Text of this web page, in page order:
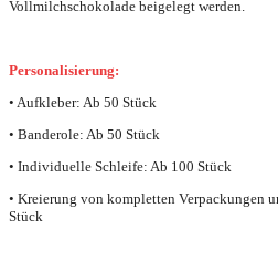
Vollmilchschokolade beigelegt werden.
Personalisierung:
• Aufkleber: Ab 50 Stück
• Banderole: Ab 50 Stück
• Individuelle Schleife: Ab 100 Stück
• Kreierung von kompletten Verpackungen
Stück